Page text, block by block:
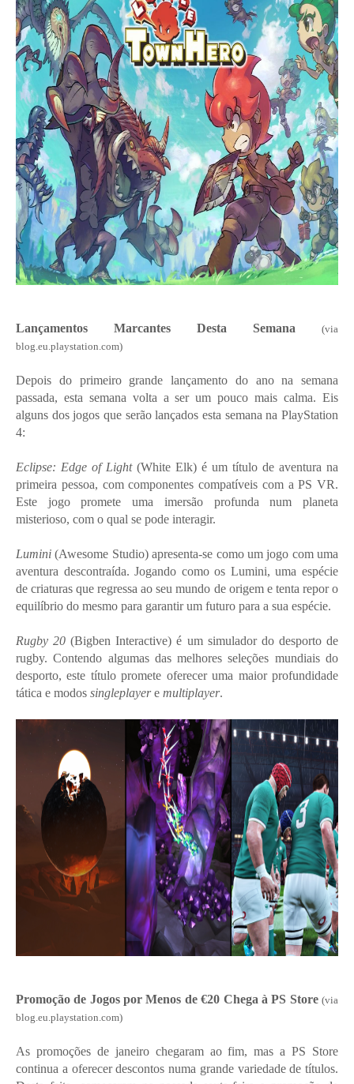
Lançamentos Marcantes Desta Semana (via
blog.eu.playstation.com)
Depois do primeiro grande lançamento do ano na semana
passada, esta semana volta a ser um pouco mais calma. Eis
alguns dos jogos que serão lançados esta semana na PlayStation
4:
Eclipse: Edge of Light(White Elk) é um título de aventura na
primeira pessoa, com componentes compatíveis com a PS VR.
Este jogo promete uma imersão profunda num planeta
misterioso, com o qual se pode interagir.
Lumini (Awesome Studio) apresenta-se como um jogo com uma
aventura descontraída. Jogando como os Lumini, uma espécie
de criaturas que regressa ao seu mundo de origem e tenta repor o
equilíbrio do mesmo para garantir um futuro para a sua espécie.
Rugby 20 (Bigben Interactive) é um simulador do desporto de
rugby. Contendo algumas das melhores seleções mundiais do
desporto, este título promete oferecer uma maior profundidade
tática e modos singleplayere multiplayer.
Promoção de Jogos por Menos de €20 Chega à PS Store (via
blog.eu.playstation.com)
As promoções de janeiro chegaram ao fim, mas a PS Store
continua a oferecer descontos numa grande variedade de títulos.